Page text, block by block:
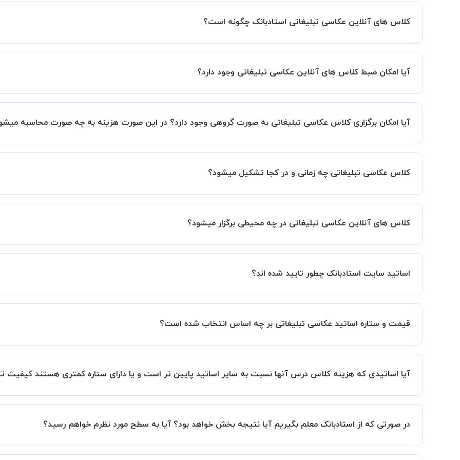
کلاس های آنلاین عکاسی تبلیغاتی استادبانک چگونه است؟
اگر تاکنون تجربه برگزاری کلاس آنلاین نداشته اید این اطمینان خاطر را به شما میدهیم که استاد شما پیش از جلسه
آیا امکان ضبط کلاس های آنلاین عکاسی تبلیغاتی وجود دارد؟
بله، فقط این موضوع را بایستی قبل از برگزاری کلاس با استاد هماهنگ کنید.
آیا امکان برگزاری کلاس عکاسی تبلیغاتی به صورت گروهی وجود دارد؟ در این صورت هزینه به چه صورت محاسبه
به صورت پیش فرض کلاس های عکاسی تبلیغاتی خصوصی هستند اما در صورتیکه مایل هستید کلاس ها را در کنار
کلاس عکاسی تبلیغاتی چه زمانی و در کجا تشکیل میشود؟
زمان برگزاری کلاس های عکاسی تبلیغاتی به صورت توافقی بین شما و استاد تعیین خواهد شد.
مانند کتابخانه با استاد خود هماهنگی لازم را انجام دهید.
کلاس های آنلاین عکاسی تبلیغاتی در چه محیطی برگزار میشود؟
کلاس ها در دو محیط اسکای روم و یا ادوبی کانکت برگزار میشود.
اساتید سایت استادبانک چطور تایید شده اند؟
در ابتدا تیم داوری استادبانک نمونه تدریس تمامی اساتید را بررسی میکند. در صورت رضایت از شیوه تدریس، استاد
قیمت و ستاره اساتید عکاسی تبلیغاتی بر چه اساس انتخاب شده است؟
قیمت هر جلسه تدریس اساتید عکاسی تبلیغاتی بر اساس ستاره آنها در سامانه استادبانک می باشد.
بنابراین تمامی اساتید استادبانک (1 ستاره تا VIP) از نظر کیفیت تدریس مورد ارزیابی قرار گرفته و تایید شده اند.
آیا اساتیدی که هزینه کلاس درس آنها نسبت به سایر اساتید پایین تر است و یا دارای ستاره کمتری هستند کیفیت
بله قطعا تدریس این اساتید هم با کیفیت است حتی این موضوع در بخش نظرات ثبت شده شاگردان آنها نیز مشهود
در صورتی که از استادبانک معلم بگیریم آیا نتیجه بخش خواهد بود؟ آیا به سطح مورد نظرم خواهم رسید؟
ما قطعا مدرسین خیلی خوبی را برای شما معرفی می کنیم تا در کنار تلاش شما این اتفاق بیفتد و کلاس نتیجه بخش